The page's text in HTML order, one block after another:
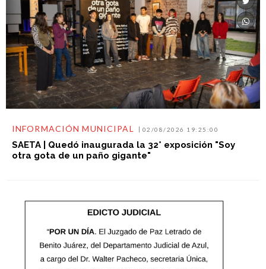
INFORMACIÓN MUNICIPAL 02/08/2026 19:25:00
SAETA | Quedó inaugurada la 32° exposición "Soy
otra gota de un paño gigante"